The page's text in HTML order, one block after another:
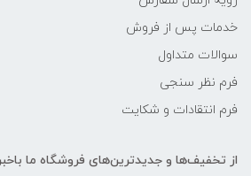
خدمات پس از فروش
سوالات متداول
فرم نظر سنجی
فرم انتقادات و شکایت
از تخفیف‌ها و جدیدترین‌های فروشگاه ما